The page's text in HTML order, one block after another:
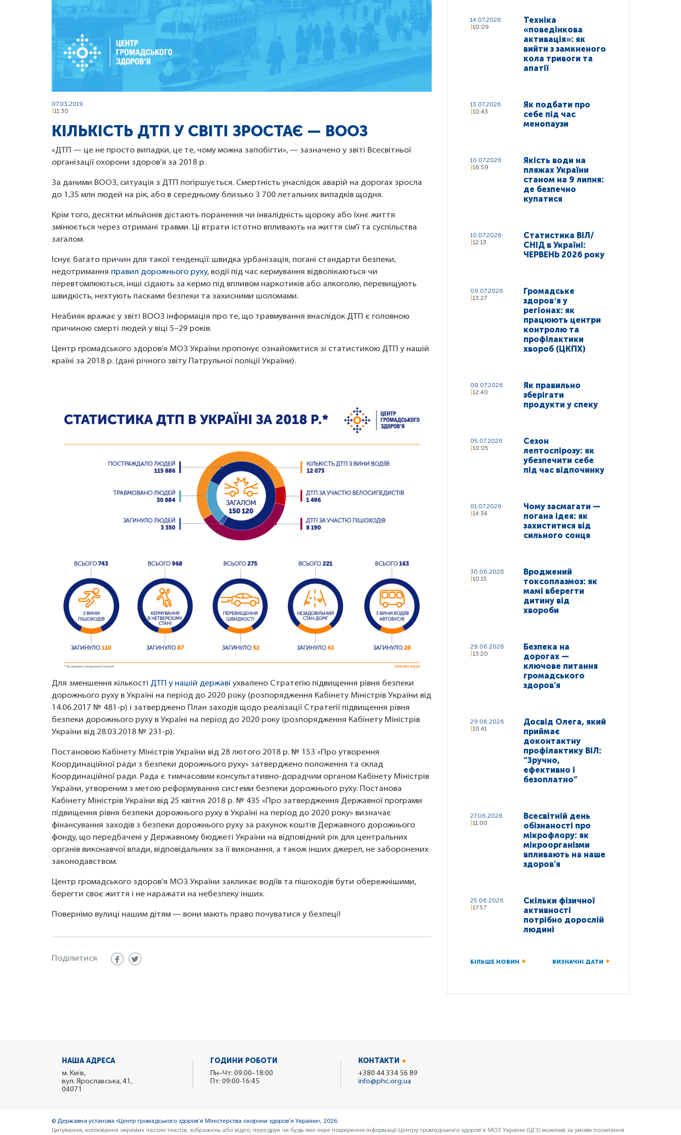
07.03.2019
11:30
КІЛЬКІСТЬ ДТП У СВІТІ ЗРОСТАЄ — ВООЗ
«ДТП — це не просто випадки, це те, чому можна запобігти», — зазначено у звіті Всесвітньої
організації охорони здоров’я за 2018 р.
За даними ВООЗ, ситуація з ДТП погіршується. Смертність унаслідок аварій на дорогах зросла
до 1,35 млн людей на рік, або в середньому близько 3 700 летальних випадків щодня.
Крім того, десятки мільйонів дістають поранення чи інвалідність щороку або їхнє життя
змінюється через отримані травми. Ці втрати істотно впливають на життя сім’ї та суспільства
загалом.
Існує багато причин для такої тенденції: швидка урбанізація, погані стандарти безпеки,
недотримання правил дорожнього руху, водії під час кермування відволікаються чи
перевтомлюються, інші сідають за кермо під впливом наркотиків або алкоголю, перевищують
швидкість, нехтують пасками безпеки та захисними шоломами.
Неабияк вражає у звіті ВООЗ інформація про те, що травмування внаслідок ДТП є головною
причиною смерті людей у віці 5–29 років.
Центр громадського здоров’я МОЗ України пропонує ознайомитися зі статистикою ДТП у нашій
країні за 2018 р. (дані річного звіту Патрульної поліції України).
Для зменшення кількості ДТП у нашій державі ухвалено Стратегію підвищення рівня безпеки
дорожнього руху в Україні на період до 2020 року (розпорядження Кабінету Міністрів України від
14.06.2017 № 481-р) і затверджено План заходів щодо реалізації Стратегії підвищення рівня
безпеки дорожнього руху в Україні на період до 2020 року (розпорядження Кабінету Міністрів
України від 28.03.2018 № 231-р).
Постановою Кабінету Міністрів України від 28 лютого 2018 р. № 153 «Про утворення
Координаційної ради з безпеки дорожнього руху» затверджено положення та склад
Координаційної ради. Рада є тимчасовим консультативно-дорадчим органом Кабінету Міністрів
України, утвореним з метою реформування системи безпеки дорожнього руху. Постанова
Кабінету Міністрів України від 25 квітня 2018 р. № 435 «Про затвердження Державної програми
підвищення рівня безпеки дорожнього руху в Україні на період до 2020 року» визначає
фінансування заходів з безпеки дорожнього руху за рахунок коштів Державного дорожнього
фонду, що передбачені у Державному бюджеті України на відповідний рік для центральних
органів виконавчої влади, відповідальних за її виконання, а також інших джерел, не заборонених
законодавством.
Центр громадського здоров’я МОЗ України закликає водіїв та пішоходів бути обережнішими,
берегти своє життя і не наражати на небезпеку інших.
Повернімо вулиці нашим дітям — вони мають право почуватися у безпеці!
Поділитися
14.07.2026
10:09
Техніка
«поведінкова
активація»: як
вийти з замкненого
кола тривоги та
апатії
13.07.2026
10:43
Як подбати про
себе під час
менопаузи
10.07.2026
16:59
Якість води на
пляжах України
станом на 9 липня:
де безпечно
купатися
10.07.2026
12:13
Статистика ВІЛ/
СНІД в Україні:
ЧЕРВЕНЬ 2026 року
09.07.2026
13:27
Громадське
здоровʼя у
регіонах: як
працюють центри
контролю та
профілактики
хвороб (ЦКПХ)
08.07.2026
12:40
Як правильно
зберігати
продукти у спеку
05.07.2026
10:05
Сезон
лептоспірозу: як
убезпечити себе
під час відпочинку
01.07.2026
14:34
Чому засмагати —
погана ідея: як
захиститися від
сильного сонця
30.06.2026
10:15
Вроджений
токсоплазмоз: як
мамі вберегти
дитину від
хвороби
29.06.2026
13:20
Безпека на
дорогах —
ключове питання
громадського
здоров’я
29.06.2026
10:41
Досвід Олега, який
приймає
доконтактну
профілактику ВІЛ:
“Зручно,
ефективно і
безоплатно”
27.06.2026
11:00
Всесвітній день
обізнаності про
мікрофлору: як
мікроорганізми
впливають на наше
здоров’я
25.06.2026
17:57
Скільки фізичної
активності
потрібно дорослій
людині
БІЛЬШЕ НОВИН ВИЗНАЧНІ ДАТИ
НАША АДРЕСА
м. Київ,
вул. Ярославська, 41,
04071
ГОДИНИ РОБОТИ
Пн–Чт: 09:00–18:00
Пт: 09:00-16:45
КОНТАКТИ
+380 44 334 56 89
info@phc.org.ua
© Державна установа «Центр громадського здоров’я Міністерства охорони здоров’я України», 2026
Цитування, копіювання окремих частин текстів, зображень або відео, передрук чи будь-яке інше поширення інформації Центру громадського здоров’я МОЗ України (ЦГЗ) можливі за умови посилання